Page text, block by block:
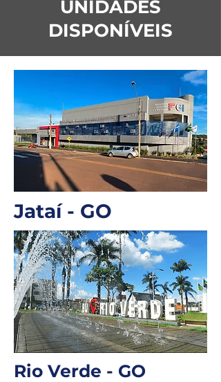
UNIDADES
DISPONÍVEIS
Jataí - GO
Rio Verde - GO